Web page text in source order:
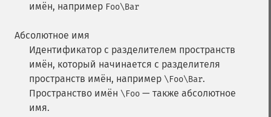
имён, например Foo\Bar
Абсолютное имя
Идентификатор с разделителем пространств
имён, который начинается с разделителя
пространств имён, например \Foo\Bar.
Пространство имён \Foo — также абсолютное
имя.